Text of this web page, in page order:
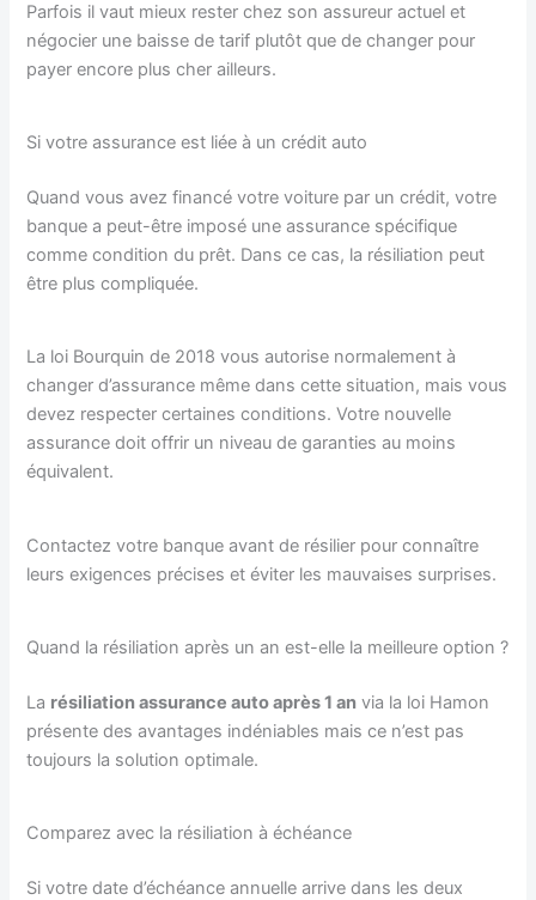
Parfois il vaut mieux rester chez son assureur actuel et
négocier une baisse de tarif plutôt que de changer pour
payer encore plus cher ailleurs.
Si votre assurance est liée à un crédit auto
Quand vous avez financé votre voiture par un crédit, votre
banque a peut-être imposé une assurance spécifique
comme condition du prêt. Dans ce cas, la résiliation peut
être plus compliquée.
La loi Bourquin de 2018 vous autorise normalement à
changer d’assurance même dans cette situation, mais vous
devez respecter certaines conditions. Votre nouvelle
assurance doit offrir un niveau de garanties au moins
équivalent.
Contactez votre banque avant de résilier pour connaître
leurs exigences précises et éviter les mauvaises surprises.
Quand la résiliation après un an est-elle la meilleure option ?
La résiliation assurance auto après 1 an via la loi Hamon
présente des avantages indéniables mais ce n’est pas
toujours la solution optimale.
Comparez avec la résiliation à échéance
Si votre date d’échéance annuelle arrive dans les deux